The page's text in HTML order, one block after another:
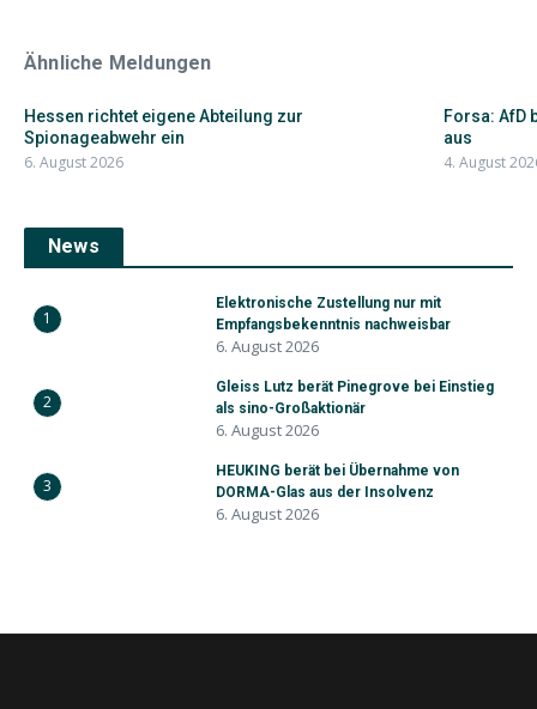
Ähnliche Meldungen
Hessen richtet eigene Abteilung zur
Spionageabwehr ein
6. August 2026
Forsa: AfD
aus
4. August
News
1
Elektronische Zustellung nur mit
Empfangsbekenntnis nachweisbar
6. August 2026
2
Gleiss Lutz berät Pinegrove bei Einstieg
als sino-Großaktionär
6. August 2026
3
HEUKING berät bei Übernahme von
DORMA-Glas aus der Insolvenz
6. August 2026